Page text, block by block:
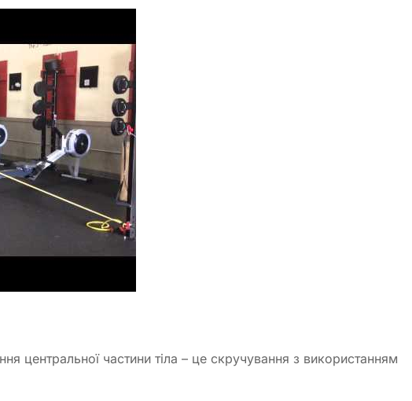
центральної частини тіла – це скручування з використанням